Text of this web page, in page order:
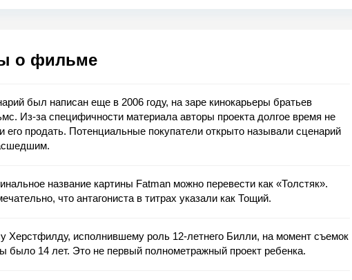
о фильме
был написан еще в 2006 году, на заре кинокарьеры братьев
Из-за специфичности материала авторы проекта долгое время не
его продать. Потенциальные покупатели открыто называли сценарий
название картины Fatman можно перевести как «Толстяк».
что антагониста в титрах указали как Тощий.
Херстфилду, исполнившему роль 12-летнего Билли, на момент съемок
было 14 лет. Это не первый полнометражный проект ребенка.